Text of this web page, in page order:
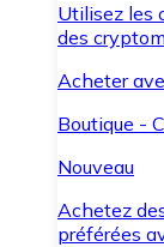
Utilisez les
des
Acheter
Boutique -
Nouveau
Achetez
préférées